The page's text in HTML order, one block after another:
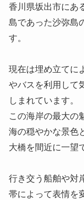
香川県坂出市にあ
島であった沙弥島
す。
現在は埋め立てに
やバスを利用して
しまれています。
この海岸の最大の
海の穏やかな景色
大橋を間近に一望
行き交う船舶や対
帯によって表情を